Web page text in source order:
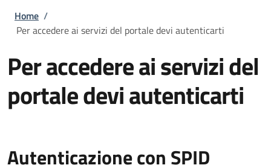
Briciole di pane
Home /
Per accedere ai servizi del portale devi autenticarti
Per accedere ai servizi del
portale devi autenticarti
Autenticazione con SPID